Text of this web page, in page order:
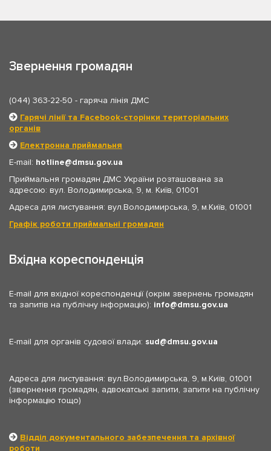
Звернення громадян
(044) 363-22-50 - гаряча лінія ДМС
Гарячі лінії та Facebook-сторінки територіальних
органів
Електронна приймальня
E-mail: hotline
dmsu.gov.ua
Приймальня громадян ДМС України розташована за
адресою: вул. Володимирська, 9, м. Київ, 01001
Адреса для листування: вул.Володимирська, 9, м.Київ, 01001
Графік роботи приймальні громадян
Вхідна кореспонденція
E-mail для вхідної кореспонденції (окрім звернень громадян
та запитів на публічну інформацію): info dmsu.gov.ua
E-mail для органів судової влади: sud dmsu.gov.ua
Адреса для листування: вул.Володимирська, 9, м.Київ, 01001
(звернення громадян, адвокатські запити, запити на публічну
інформацію тощо)
Відділ документального забезпечення та архівної
роботи